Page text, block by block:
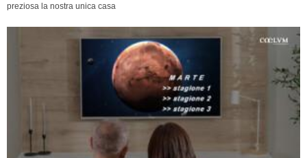
preziosa la nostra unica casa